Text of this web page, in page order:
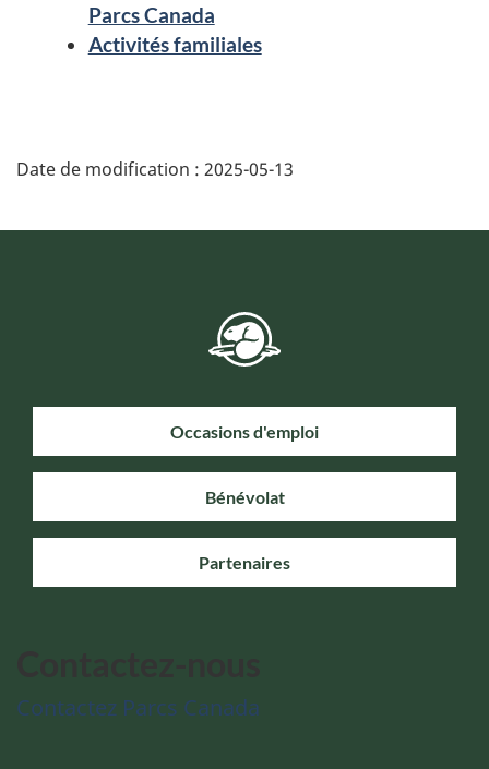
Parcs Canada
Activités familiales
Date de modification : 2025-05-13
Occasions d'emploi
Bénévolat
Partenaires
Contactez Parcs Canada